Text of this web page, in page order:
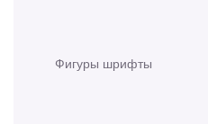
Фигуры шрифты